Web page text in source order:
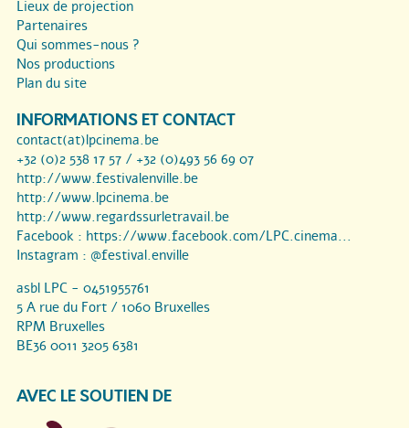
Lieux de projection
Partenaires
Qui sommes-nous ?
Nos productions
Plan du site
INFORMATIONS ET CONTACT
contact(at)lpcinema.be
+32 (0)2 538 17 57 / +32 (0)493 56 69 07
http://www.festivalenville.be
http://www.lpcinema.be
http://www.regardssurletravail.be
Facebook : https://www.facebook.com/LPC.cinema...
Instagram : @festival.enville
asbl LPC - 0451955761
5 A rue du Fort / 1060 Bruxelles
RPM Bruxelles
BE36 0011 3205 6381
AVEC LE SOUTIEN DE